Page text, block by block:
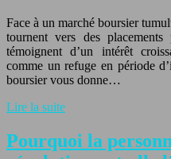
Face à un marché boursier
tournent vers des
témoignent d’un intérêt
comme un refuge en période
boursier vous donne…
Lire la suite
Pourquoi la